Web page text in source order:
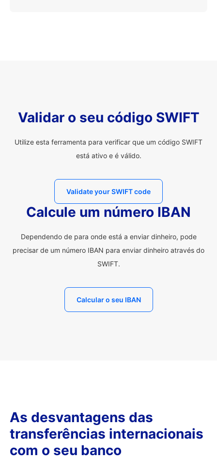
Validar o seu código SWIFT
Utilize esta ferramenta para verificar que um código SWIFT
está ativo e é válido.
Validate your SWIFT code
Calcule um número IBAN
Dependendo de para onde está a enviar dinheiro, pode
precisar de um número IBAN para enviar dinheiro através do
SWIFT.
Calcular o seu IBAN
As desvantagens das
transferências internacionais
com o seu banco